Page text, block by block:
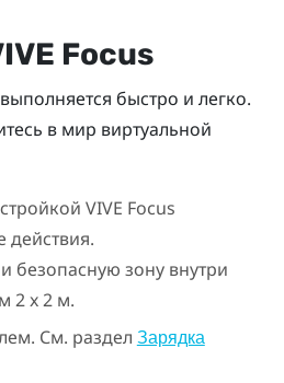
Focus
выполняется быстро и легко.
в мир виртуальной
VIVE Focus
безопасную зону внутри
2 x 2 м.
См. раздел Зарядка